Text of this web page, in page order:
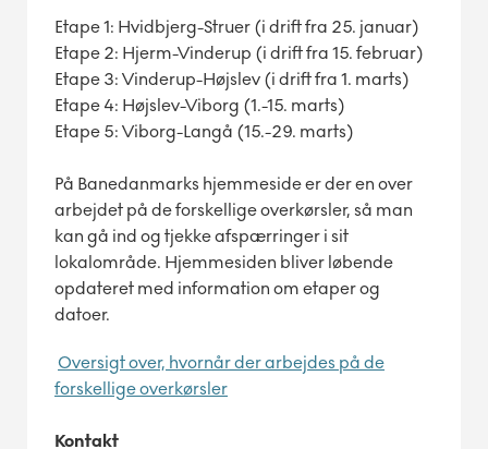
Etape 1: Hvidbjerg-Struer (i drift fra 25. januar)
Etape 2: Hjerm-Vinderup (i drift fra 15. februar)
Etape 3: Vinderup-Højslev (i drift fra 1. marts)
Etape 4: Højslev-Viborg (1.-15. marts)
Etape 5: Viborg-Langå (15.-29. marts)
På Banedanmarks hjemmeside er der en over
arbejdet på de forskellige overkørsler, så man
kan gå ind og tjekke afspærringer i sit
lokalområde. Hjemmesiden bliver løbende
opdateret med information om etaper og
datoer.
Oversigt over, hvornår der arbejdes på de
forskellige overkørsler
Kontakt